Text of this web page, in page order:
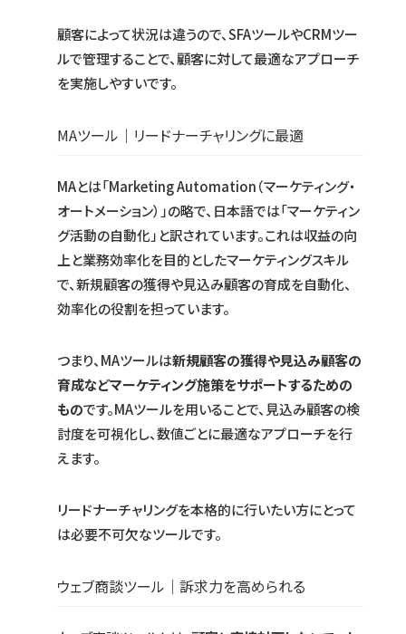
顧客によって状況は違うので、SFAツールやCRMツー
ルで管理することで、顧客に対して最適なアプローチ
を実施しやすいです。
MAツール｜リードナーチャリングに最適
MAとは「Marketing Automation（マーケティング・
オートメーション）」の略で、日本語では「マーケティン
グ活動の自動化」と訳されています。これは収益の向
上と業務効率化を目的としたマーケティングスキル
で、新規顧客の獲得や見込み顧客の育成を自動化、
効率化の役割を担っています。
つまり、MAツールは新規顧客の獲得や見込み顧客の
育成などマーケティング施策をサポートするための
ものです。MAツールを用いることで、見込み顧客の検
討度を可視化し、数値ごとに最適なアプローチを行
えます。
リードナーチャリングを本格的に行いたい方にとって
は必要不可欠なツールです。
ウェブ商談ツール｜訴求力を高められる